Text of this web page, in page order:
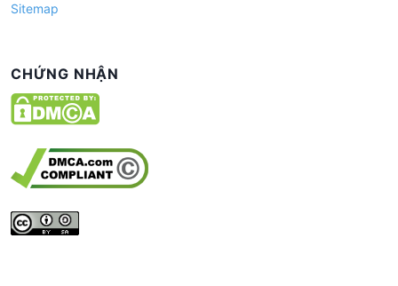
Sitemap
CHỨNG NHẬN